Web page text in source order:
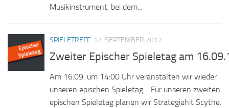
Musikinstrument, bei dem...
SPIELETREFF 12. SEPTEMBER 2017
Zweiter Epischer Spieletag am
Am 16.09. um 14:00 Uhr veranstalten wir wieder
unseren epischen Spieletag. Für unseren zweiten
epischen Spieletag planen wir Strategiehit Scythe.